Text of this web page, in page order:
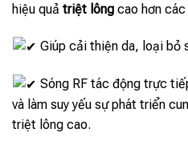
hiệu quả triệt lông cao hơn
Giúp cải thiện da, loại bỏ
Sóng RF tác động trực
và làm suy yếu sự phát triển
triệt lông cao.